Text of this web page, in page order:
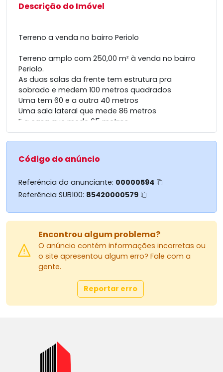
Descrição do Imóvel
Terreno a venda no bairro Periolo
Terreno amplo com 250,00 m² à venda no bairro
Periolo.
As duas salas da frente tem estrutura pra
sobrado e medem 100 metros quadrados
Uma tem 60 e a outra 40 metros
Uma sala lateral que mede 86 metros
E a casa que mede 65 metros
Código do anúncio
Referência do anunciante: 00000594
Referência SUB100: 85420000579
Encontrou algum problema?
O anúncio contém informações incorretas ou
o site apresentou algum erro? Fale com a
gente.
Reportar erro